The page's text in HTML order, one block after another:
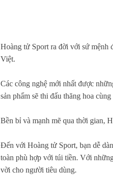
Hoàng tử Sport ra đời với sứ mệnh
Việt.
Các công nghệ mới nhất được
sản phẩm sẽ thi đấu thăng hoa
Bền bỉ và mạnh mẽ qua thời gian,
Đến với Hoàng tử Sport, bạn dễ
toàn phù hợp với túi tiền. Với
vời cho người tiêu dùng.